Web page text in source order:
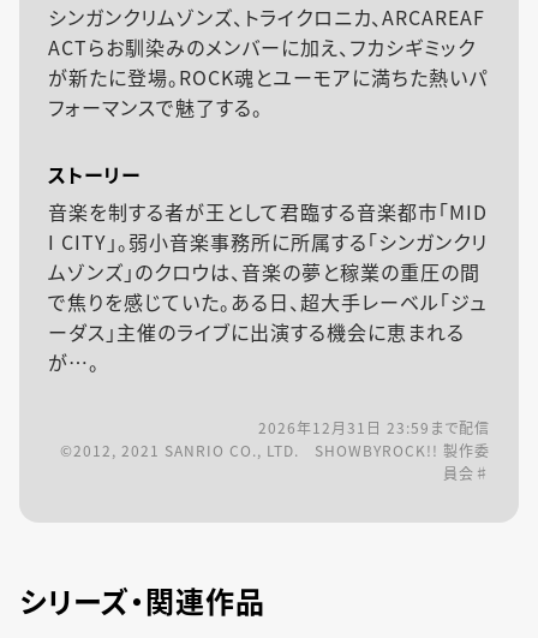
シンガンクリムゾンズ、トライクロニカ、ARCAREAF
ACTらお馴染みのメンバーに加え、フカシギミック
が新たに登場。ROCK魂とユーモアに満ちた熱いパ
フォーマンスで魅了する。
ストーリー
音楽を制する者が王として君臨する音楽都市「MID
I CITY」。弱小音楽事務所に所属する「シンガンクリ
ムゾンズ」のクロウは、音楽の夢と稼業の重圧の間
で焦りを感じていた。ある日、超大手レーベル「ジュ
ーダス」主催のライブに出演する機会に恵まれる
が…。
2026年12月31日 23:59 まで配信
©2012, 2021 SANRIO CO., LTD. SHOWBYROCK!! 製作委
員会♯
シリーズ・関連作品